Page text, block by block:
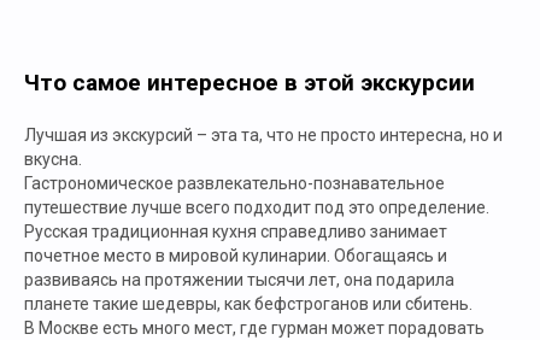
Что самое интересное в этой экскурсии
Лучшая из экскурсий – эта та, что не просто интересна, но и
вкусна.
Гастрономическое развлекательно-познавательное
путешествие лучше всего подходит под это определение.
Русская традиционная кухня справедливо занимает
почетное место в мировой кулинарии. Обогащаясь и
развиваясь на протяжении тысячи лет, она подарила
планете такие шедевры, как бефстроганов или сбитень.
В Москве есть много мест, где гурман может порадовать